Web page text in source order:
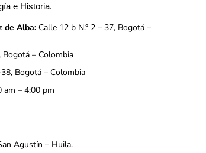
e Historia.
de Alba: Calle 12 b N.° 2 – 37, Bogotá –
Bogotá – Colombia
Bogotá – Colombia
am – 4:00 pm
Agustín – Huila.